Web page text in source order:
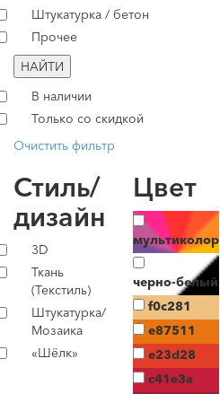
Штукатурка / бетон
Прочее
НАЙТИ
В наличии
Только со скидкой
Очистить фильтр
Стиль/
дизайн
3D
Ткань
(Текстиль)
Штукатурка/
Мозаика
«Шёлк»
Цвет
мультиколор
черно-белый
f0c281
e87511
e23d28
c41e3a